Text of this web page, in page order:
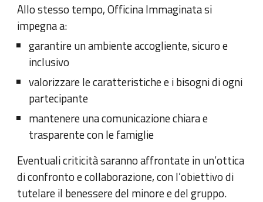
Allo stesso tempo, Officina Immaginata si
impegna a:
garantire un ambiente accogliente, sicuro e
inclusivo
valorizzare le caratteristiche e i bisogni di ogni
partecipante
mantenere una comunicazione chiara e
trasparente con le famiglie
Eventuali criticità saranno affrontate in un’ottica
di confronto e collaborazione, con l’obiettivo di
tutelare il benessere del minore e del gruppo.